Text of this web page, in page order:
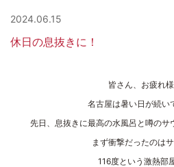
2024.06.15
休日の息抜きに！
皆さん、お疲れ様
名古屋は暑い日が続い
先日、息抜きに最高の水風呂と噂のサ
まず衝撃だったのは
116度という激熱部